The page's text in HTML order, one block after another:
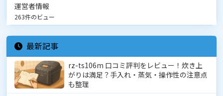
運営者情報
263件のビュー
最新記事
rz-ts106m 口コミ評判をレビュー！炊き上
がりは満足？手入れ・蒸気・操作性の注意点
も整理